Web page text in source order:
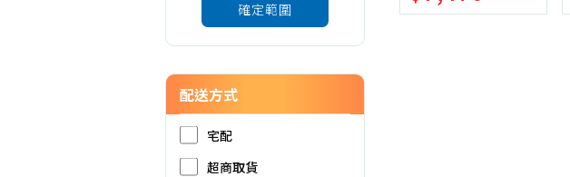
確定範圍
配送方式
宅配
超商取貨
1991L】